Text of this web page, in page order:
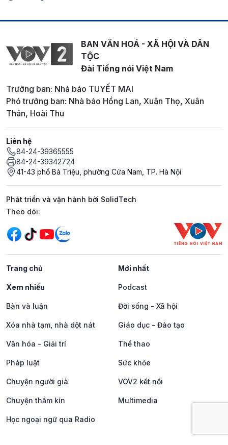
BAN VĂN HOÁ - XÃ HỘI VÀ DÂN
TỘC
Đài Tiếng nói Việt Nam
Trưởng ban: Nhà báo TUYẾT MAI
Phó trưởng ban: Nhà báo Hồng Lan, Xuân Thọ, Xuân
Thân, Hoài Thu
Liên hệ
84-24-39365555
84-24-39342724
41-43 phố Bà Triệu, phường Cửa Nam, TP. Hà Nội
Phát triển và vận hành bởi SolidTech
Mạng xã hội
Theo dõi:
Trang chủ Mới nhất
Xem nhiều Podcast
Bàn và luận Đời sống - Xã hội
Xóa nhà tạm, nhà dột nát Giáo dục - Đào tạo
Văn hóa - Giải trí Thể thao
Pháp luật Sức khỏe
Chuyện người già VOV2 kết nối
Chuyện thầm kín Multimedia
Học ngoại ngữ qua Radio